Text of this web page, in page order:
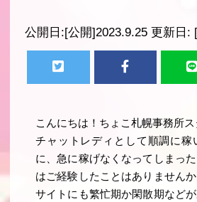
公開日:[公開]2023.9.25 更新日:
こんにちは！ちょこ札幌事務所ス
チャットレディとして順調に稼
に、急に稼げなくなってしまっ
はご経験したことはありません
サイトにも繁忙期か閑散期など